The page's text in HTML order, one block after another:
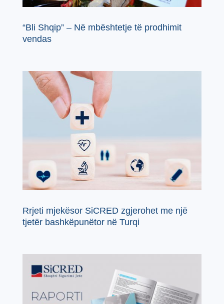
“Bli Shqip” – Në mbështetje të prodhimit
vendas
Rrjeti mjekësor SiCRED zgjerohet me një
tjetër bashkëpunëtor në Turqi